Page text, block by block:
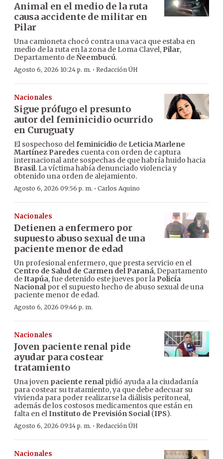
Animal en el medio de la ruta
causa accidente de militar en
Pilar
Una camioneta chocó contra una vaca que estaba en
medio de la ruta en la zona de Loma Clavel, Pilar,
Departamento deÑeembucú.
Agosto 6, 2026 10:24 p. m. · Redacción ÚH
Nacionales
Sigue prófugo el presunto
autor del feminicidio ocurrido
en Curuguaty
El sospechoso delfeminicidio de Leticia Marlene
Martínez Paredes cuenta con orden de captura
internacional ante sospechas de que habría huido hacia
Brasil. La víctima había denunciado violencia y
obtenido una orden de alejamiento.
Agosto 6, 2026 09:56 p. m. · Carlos Aquino
Nacionales
Detienen a enfermero por
supuesto abuso sexual de una
paciente menor de edad
Un profesional enfermero, que presta servicio en el
Centro de Salud de Carmen del Paraná, Departamento
deItapúa, fue detenido este jueves por la Policía
Nacionalpor el supuesto hecho de abuso sexual de una
paciente menor de edad.
Agosto 6, 2026 09:46 p. m.
Nacionales
Joven paciente renal pide
ayudar para costear
tratamiento
Una joven paciente renalpidió ayuda a la ciudadanía
para costear su tratamiento, ya que debe adecuar su
vivienda para poder realizarse la diálisis peritoneal,
además de los costosos medicamentos que están en
falta en elInstituto de Previsión Social(IPS).
Agosto 6, 2026 09:14 p. m. · Redacción ÚH
Nacionales